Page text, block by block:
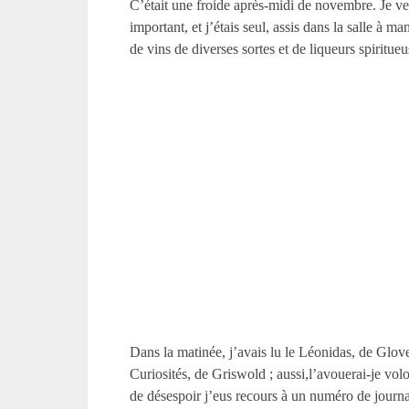
C’était une froide après-midi de novembre. Je
important, et j’étais seul, assis dans la salle à
de vins de diverses sortes et de liqueurs
Dans la matinée, j’avais lu le Léonidas, de Glover ;l’Épigoniade, de Wilkie ; le Pèlerinage, de Lamartine ; La Colombiade, de Barlow ; la Sicile, de Tuckermann, et les Curiosités, de Griswold ; aussi,l’avouerai-je volontiers, je me sentais légèrement stupide. Je m’efforçai de me réveiller avec force verres de laffite, et n’y pouvant réussir, de désespoir j’eus recours à un numéro de journal égaré près de moi. Ayant soigneusement lu la colonne des maisons à louer, et puis la colonne des chiens perdus, et puis les deux colonnes des femmes et apprenties en fuite, j’attaquai avec une vigoureuse résolution la partie éditoriale, et, l’ayant lue depuis le commencement jusqu’à la fin sans en comprendre une syllabe, il me vint à l’idée qu’elle pouvait bien être écrite en chinois ;et je la relus alors, depuis la fin jusqu’au commencement. Mais sans obtenir un résultat plus satisfaisant. De dégoût, j’étais au moment de jeter Cet in-folio de quatre pages, heureux ouvrage Que la critique elle-même ne critique pas, quand je sentis mon attention tant soit peu éveillée par le paragraphe suivant : « Les routes qui conduisent à la mort sont nombreuses et étranges. Un journal de Londres mentionne le décès d’un homme dû à une cause singulière. Il jouait un jeu de puff the dart, qui se joue avec une longue aiguille, emmaillotée de laine, qu’on souffle sur une cibleà travers un tube d’étain. Il plaça l’aiguille du mauvais coté dutube, et, ramassant fortement toute sa respiration pour chasserl’aiguille avec plus de vigueur, il l’attira dans son gosier.Celle-ci pénétra dans les poumons et tua l’imprudent en peu dejours. » En voyant cela, j’entrai dans une immense rage, sanssavoir exactement pourquoi. « Cet article, m’écriai-je, est uneméprisable fausseté, un pauvre canard ; c’est la lie del’imagination de quelque pitoyable barbouilleur à un sou la ligne,de quelque misérable fabricant d’aventures au pays de Cocagne. Cesgaillards-là, connaissant la prodigieuse jobarderie du siècle,emploient tout leur esprit à imaginer des possibilités improbables,des accidents bizarres, comme ils les appellent ; mais pour unesprit réfléchi (comme le mien, ajoutai-je en manière deparenthèse, appuyant, sans m’en apercevoir, mon index sur le cotéde mon nez), pour une intelligence contemplative semblable à celleque je possède, il est évident, à première vue, que la merveilleuseet récente multiplication de ces accidents bizarres est de beaucouple plus bizarre de tous. Pour ma part, je suis décidé à ne riencroire désormais de tout ce qui aura en soi quelque chose desingulier ! » « Mein Gott ! vaut-il hêtre pette bur tirezela ! » – répondit une des plus remarquables voix que j’eussejamais entendues. D’abord, je la pris pour un bourdonnement dansmes oreilles, comme il en arrive quelquefois à un homme qui devienttrès-ivre ; mais,